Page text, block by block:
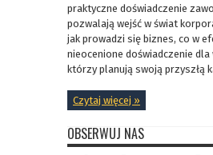
praktyczne doświadczenie
pozwalają wejść w świat
jak prowadzi się biznes, co w
nieocenione doświadczenie dla
którzy planują swoją przyszłą
Czytaj więcej »
OBSERWUJ NAS